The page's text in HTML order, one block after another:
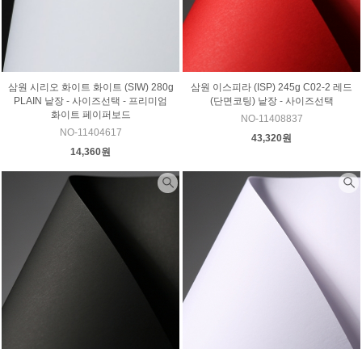
삼원 시리오 화이트 화이트 (SIW) 280g
PLAIN 낱장 - 사이즈선택 - 프리미엄
화이트 페이퍼보드
NO-11404617
14,360원
삼원 이스피라 (ISP) 245g C02-2 레드
(단면코팅) 낱장 - 사이즈선택
NO-11408837
43,320원